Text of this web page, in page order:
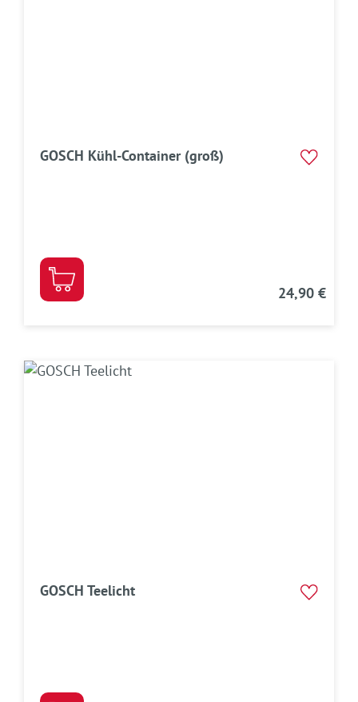
GOSCH Kühl-Container (groß)
24,90 €
GOSCH Teelicht